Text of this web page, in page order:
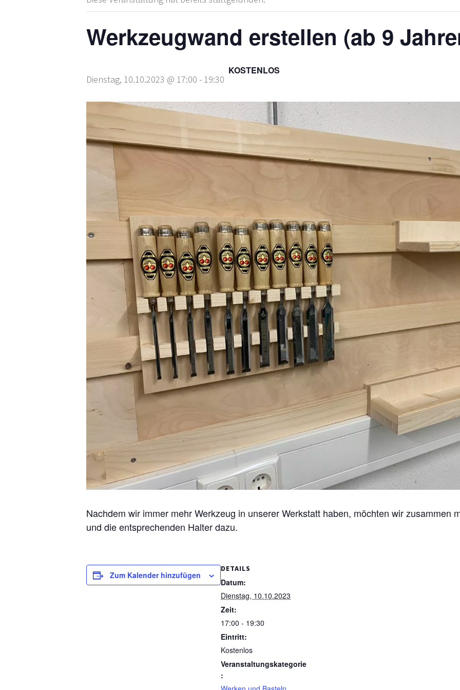
Werkzeugwand erstellen (ab 9
Dienstag, 10.10.2023 @ 17:00 - 19:30
KOSTENLOS
Nachdem wir immer mehr Werkzeug in unserer Werkstatt haben, möchten wir zusammen
und die entsprechenden Halter dazu.
Zum Kalender hinzufügen
DETAILS
Datum:
Dienstag, 10.10.2023
Zeit:
17:00 - 19:30
Eintritt:
Kostenlos
Veranstaltungskategorie
: